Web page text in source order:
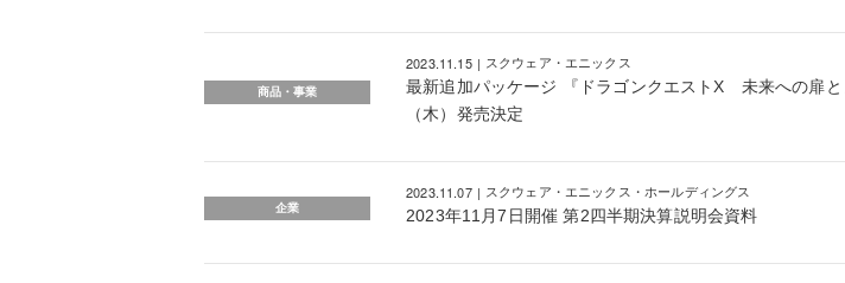
商品・事業
2023.11.15 スクウェア・エニックス
最新追加パッケージ 『ドラゴンクエストX 未来への扉
（木）発売決定
企業
2023.11.07 スクウェア・エニックス・ホールディングス
2023年11月7日開催 第2四半期決算説明会資料